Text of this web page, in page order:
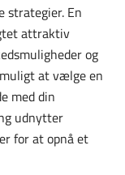
strategier. En
attraktiv
og
at vælge en
med din
udnytter
for at opnå et